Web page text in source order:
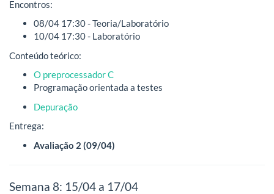
Encontros:
08/04 17:30 - Teoria/Laboratório
10/04 17:30 - Laboratório
Conteúdo teórico:
O preprocessador C
Programação orientada a testes
Depuração
Entrega:
Avaliação 2 (09/04)
Semana 8: 15/04 a 17/04